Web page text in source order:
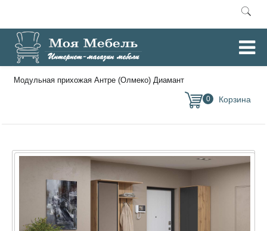
Главная / Модульные прихожие
Модульная прихожая Антре (Олмеко) Диамант
0